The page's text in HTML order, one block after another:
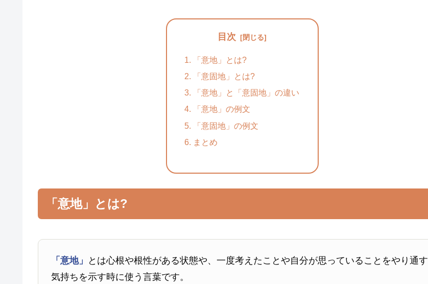
目次
「意地」とは?
「意固地」とは?
「意地」と「意固地」の違い
「意地」の例文
「意固地」の例文
まとめ
「意地」とは?
「意地」
とは心根や根性がある状態や、一度考えたことや自分が思っていることをやり通す
気持ちを示す時に使う言葉です。